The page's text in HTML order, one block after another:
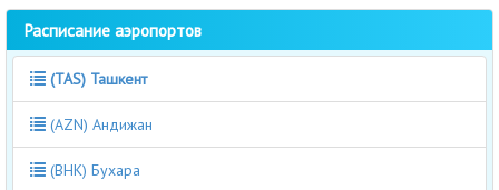
Расписание аэропортов
(TAS) Ташкент
(AZN) Андижан
(BHK) Бухара